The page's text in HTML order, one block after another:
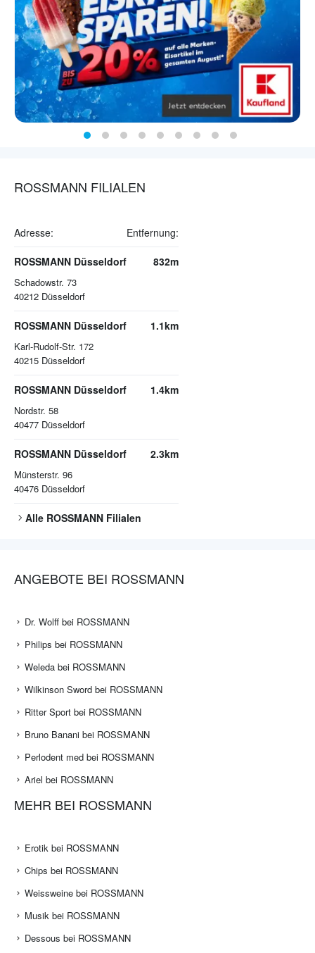
ROSSMANN FILIALEN
Adresse: Entfernung:
ROSSMANN Düsseldorf
Schadowstr. 73
40212 Düsseldorf
832m
ROSSMANN Düsseldorf
Karl-Rudolf-Str. 172
40215 Düsseldorf
1.1km
ROSSMANN Düsseldorf
Nordstr. 58
40477 Düsseldorf
1.4km
ROSSMANN Düsseldorf
Münsterstr. 96
40476 Düsseldorf
2.3km
Alle ROSSMANN Filialen
ANGEBOTE BEI ROSSMANN
Dr. Wolff bei ROSSMANN
Philips bei ROSSMANN
Weleda bei ROSSMANN
Wilkinson Sword bei ROSSMANN
Ritter Sport bei ROSSMANN
Bruno Banani bei ROSSMANN
Perlodent med bei ROSSMANN
Ariel bei ROSSMANN
MEHR BEI ROSSMANN
Erotik bei ROSSMANN
Chips bei ROSSMANN
Weissweine bei ROSSMANN
Musik bei ROSSMANN
Dessous bei ROSSMANN